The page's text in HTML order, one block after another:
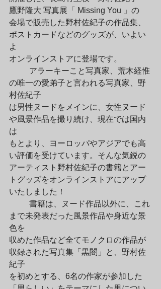
鷹野隆大 写真展「 Missing You 」の
会場で販売した野村佐紀子の作品集、
ポストカードなどのグッズが、いよい
よ
オンラインストアに登場です。
の唯一の愛弟子と言われる写真家、野
村佐紀子
は男性ヌードをメインに、女性ヌード
や風景作品を撮り続け、現在では国内
は
もとより、ヨーロッパやアジアでも高
い評価を受けています。そんな気鋭の
アーティスト野村佐紀子の書籍とアー
トグッズをオンラインストアにアップ
いたしました！
まで未発表だった風景作品や身近な景
色を
収めた作品など全てモノクロの作品が
収録された写真集「黒闇」と、野村佐
紀子
を初めとする、6名の作家が参加した